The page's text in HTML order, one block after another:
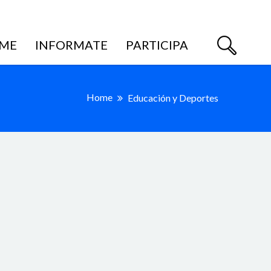
INFORMATE PARTICIPA
Home Educación y Deportes